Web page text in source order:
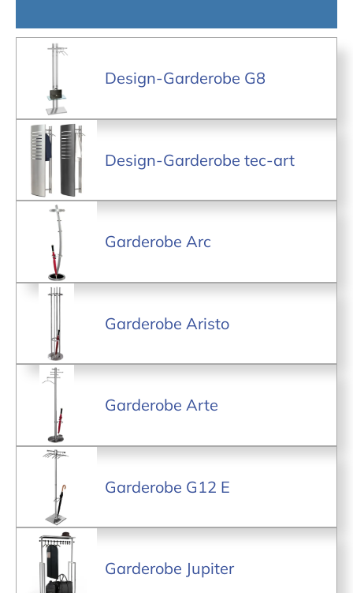
Design-Garderobe G8
Design-Garderobe tec-art
Garderobe Arc
Garderobe Aristo
Garderobe Arte
Garderobe G12 E
Garderobe Jupiter